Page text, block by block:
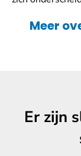
Meer
Er zijn